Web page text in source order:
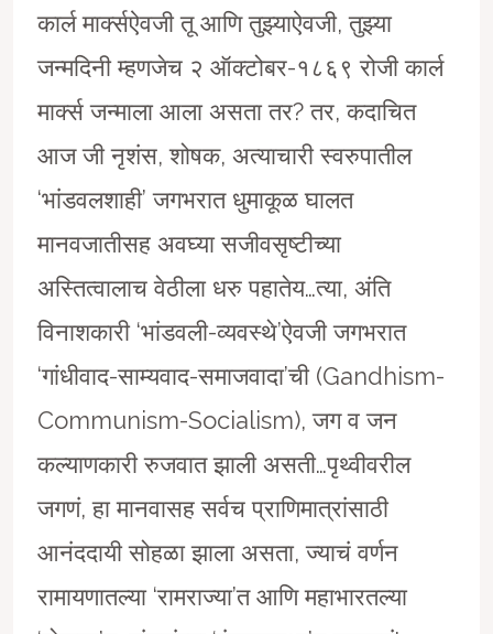
कार्ल मार्क्सऐवजी तू आणि तुझ्याऐवजी, तुझ्या
जन्मदिनी म्हणजेच २ ऑक्टोबर-१८६९ रोजी कार्ल
मार्क्स जन्माला आला असता तर? तर, कदाचित
आज जी नृशंस, शोषक, अत्याचारी स्वरुपातील
‘भांडवलशाही’ जगभरात धुमाकूळ घालत
मानवजातीसह अवघ्या सजीवसृष्टीच्या
अस्तित्वालाच वेठीला धरु पहातेय…त्या, अंति
विनाशकारी ‘भांडवली-व्यवस्थे’ऐवजी जगभरात
‘गांधीवाद-साम्यवाद-समाजवादा’ची (Gandhism-
Communism-Socialism), जग व जन
कल्याणकारी रुजवात झाली असती…पृथ्वीवरील
जगणं, हा मानवासह सर्वच प्राणिमात्रांसाठी
आनंददायी सोहळा झाला असता, ज्याचं वर्णन
रामायणातल्या ‘रामराज्या’त आणि महाभारतल्या